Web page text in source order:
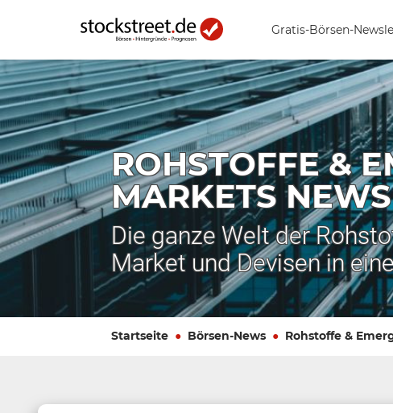
Gratis-Börsen-
ROHSTOFFE &
MARKETS NEWS
Die ganze Welt der
Market und Devisen in
Startseite Börsen-News Rohstoffe &